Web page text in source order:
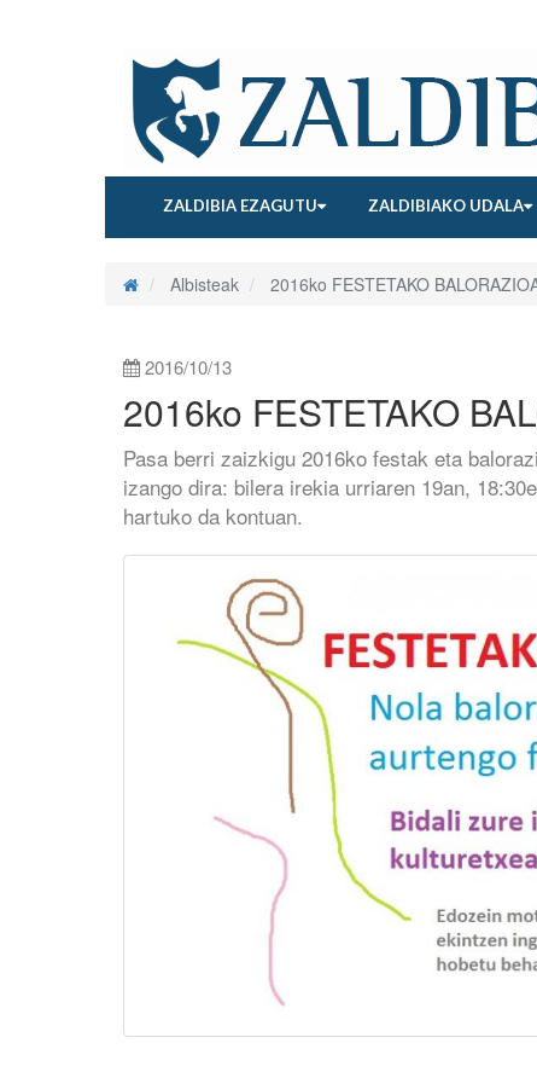
ZALDIBIA EZAGUTU ZALDIBIAKO UDALA
Albisteak 2016ko FESTETAKO
2016/10/13
2016ko FESTETAKO
Pasa berri zaizkigu 2016ko festak eta
izango dira: bilera irekia urriaren 19an,
hartuko da kontuan.